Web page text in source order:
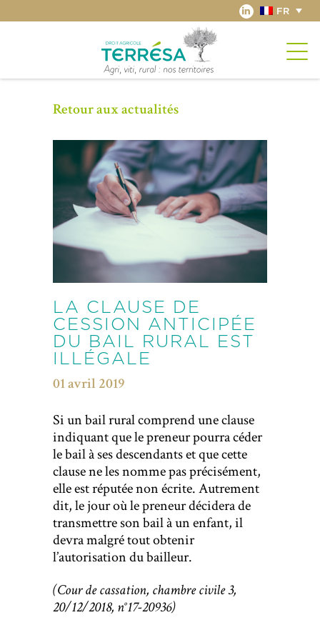
FR
Retour aux actualités
LA CLAUSE DE
CESSION ANTICIPÉE
DU BAIL RURAL EST
ILLÉGALE
01 avril 2019
Si un bail rural comprend une clause
indiquant que le preneur pourra céder
le bail à ses descendants et que cette
clause ne les nomme pas précisément,
elle est réputée non écrite. Autrement
dit, le jour où le preneur décidera de
transmettre son bail à un enfant, il
devra malgré tout obtenir
l’autorisation du bailleur.
(Cour de cassation, chambre civile 3,
20/12/2018, n°17-20936)